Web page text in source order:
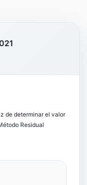
de determinar el valor
Residual